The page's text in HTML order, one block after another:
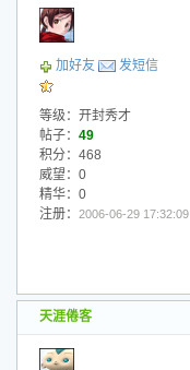
加好友 发短信
等级：开封秀才
帖子： 49
积分：468
威望：0
精华：0
注册： 2006-06-29 17:32:09
天涯倦客